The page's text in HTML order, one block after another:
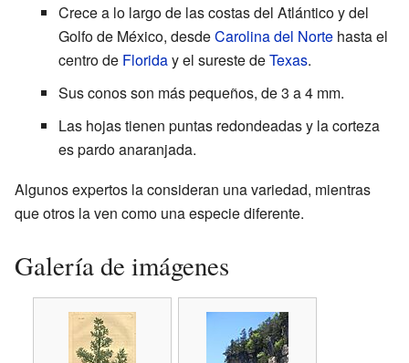
Crece a lo largo de las costas del Atlántico y del
Golfo de México, desdeCarolina del Norte hasta el
centro de Floriday el sureste deTexas.
Sus conos son más pequeños, de 3 a 4 mm.
Las hojas tienen puntas redondeadas y la corteza
es pardo anaranjada.
Algunos expertos la consideran una variedad, mientras
que otros la ven como una especie diferente.
Galería de imágenes